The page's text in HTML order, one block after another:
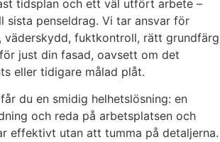
tidsplan och ett väl utfört arbete –
penseldrag. Vi tar ansvar för
väderskydd, fuktkontroll, rätt grundfärg
just din fasad, oavsett om det
eller tidigare målad plåt.
du en smidig helhetslösning: en
och reda på arbetsplatsen och
effektivt utan att tumma på detaljerna.